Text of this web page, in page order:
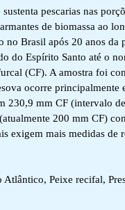
pescarias nas
de biomassa ao
no Brasil após 20 anos
do Espírito Santo até o
(CF). A amostra foi
ocorre
mm CF (intervalo
200 mm CF)
exigem mais medidas
Peixe recifal,